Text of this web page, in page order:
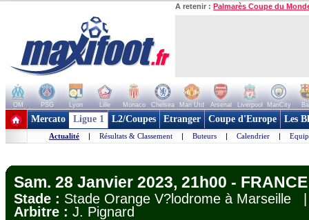
A retenir : Palmarès Coupe du
OM PSG Lyon Lille Monaco Chelsea Man Utd Arsenal Liverpool ManCity
+ de clubs
Mercato Ligue 1 L2/Coupes Etranger Coupe d'Europe Les
Actualité | Résultats & Classement | Buteurs | Calendrier |
Sam. 28 Janvier 2023, 21h00 -
Stade : Stade Orange V?lodrome à
Arbitre : J. Pignard